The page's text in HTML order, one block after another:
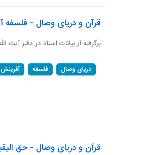
قرآن و دریای وصال - فلسفه
برگرفته از بیانات استاد در دفتر آیت
دریای وصال فلسفه آفرینش
قرآن و دریای وصال - حق